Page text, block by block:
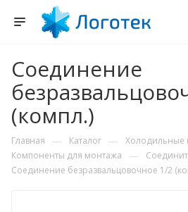
Соединение
(компл.)
Главная — Каталог — Холодильные
Компоненты для монтажа —
Соединение безразвальцовочное 1/2